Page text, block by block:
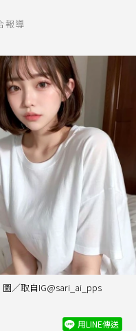
報導
圖／取自IG@sari_ai_pps
用LINE傳送